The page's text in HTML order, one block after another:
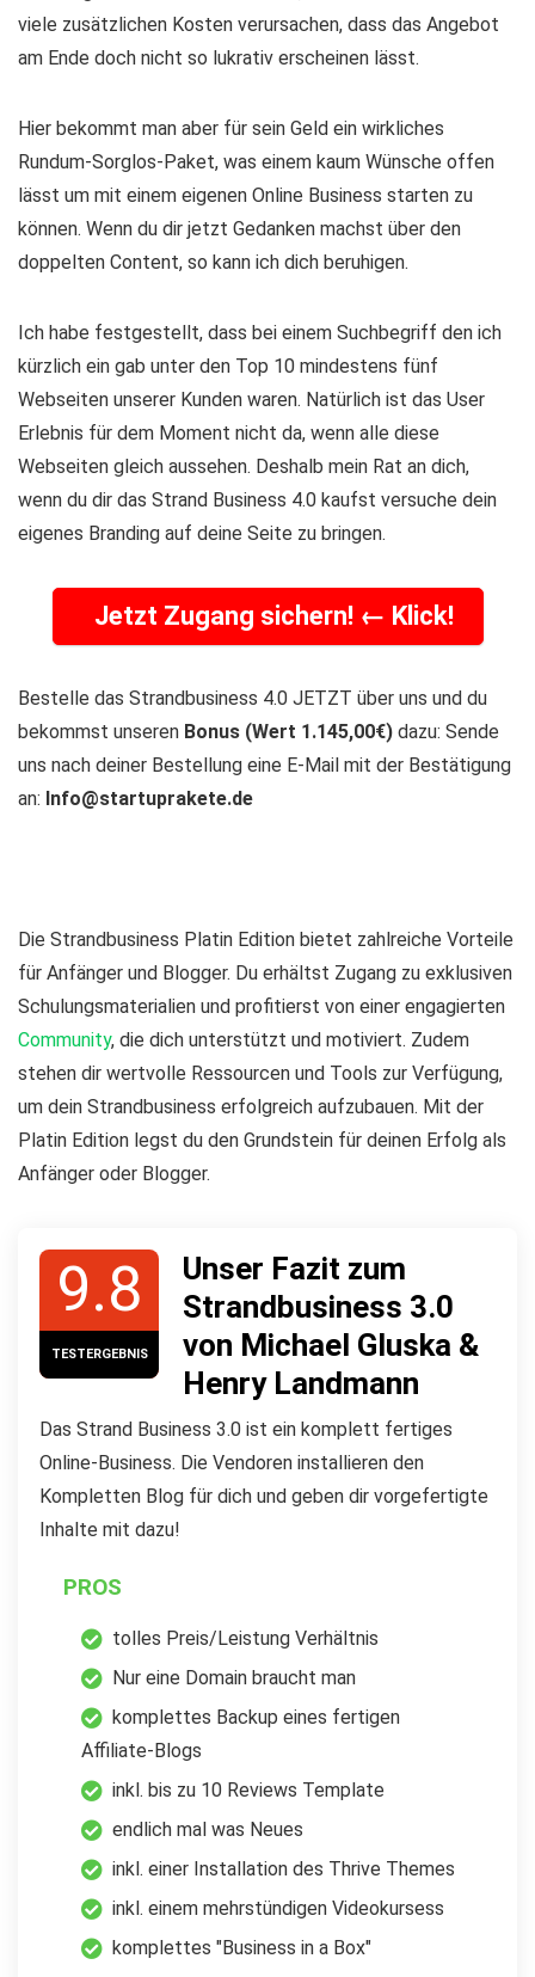
viele zusätzlichen Kosten verursachen, dass das Angebot
am Ende doch nicht so lukrativ erscheinen lässt.
Hier bekommt man aber für sein Geld ein wirkliches
Rundum-Sorglos-Paket, was einem kaum Wünsche offen
lässt um mit einem eigenen Online Business starten zu
können. Wenn du dir jetzt Gedanken machst über den
doppelten Content, so kann ich dich beruhigen.
Ich habe festgestellt, dass bei einem Suchbegriff den ich
kürzlich ein gab unter den Top 10 mindestens fünf
Webseiten unserer Kunden waren. Natürlich ist das User
Erlebnis für dem Moment nicht da, wenn alle diese
Webseiten gleich aussehen. Deshalb mein Rat an dich,
wenn du dir das Strand Business 4.0 kaufst versuche dein
eigenes Branding auf deine Seite zu bringen.
Jetzt Zugang sichern! ← Klick!
Bestelle das Strandbusiness 4.0 JETZT über uns und du
bekommst unseren Bonus (Wert 1.145,00€) dazu: Sende
uns nach deiner Bestellung eine E-Mail mit der Bestätigung
an: Info@startuprakete.de
Die Strandbusiness Platin Edition bietet zahlreiche Vorteile
für Anfänger und Blogger. Du erhältst Zugang zu exklusiven
Schulungsmaterialien und profitierst von einer engagierten
Community, die dich unterstützt und motiviert. Zudem
stehen dir wertvolle Ressourcen und Tools zur Verfügung,
um dein Strandbusiness erfolgreich aufzubauen. Mit der
Platin Edition legst du den Grundstein für deinen Erfolg als
Anfänger oder Blogger.
9.8
TESTERGEBNIS
Unser Fazit zum
Strandbusiness 3.0
von Michael Gluska &
Henry Landmann
Das Strand Business 3.0 ist ein komplett fertiges
Online-Business. Die Vendoren installieren den
Kompletten Blog für dich und geben dir vorgefertigte
Inhalte mit dazu!
PROS
tolles Preis/Leistung Verhältnis
Nur eine Domain braucht man
komplettes Backup eines fertigen
Affiliate-Blogs
inkl. bis zu 10 Reviews Template
endlich mal was Neues
inkl. einer Installation des Thrive Themes
inkl. einem mehrstündigen Videokursess
komplettes "Business in a Box"